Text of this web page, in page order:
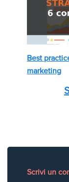
Best
marketing
Scrivi un